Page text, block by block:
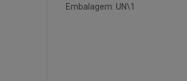
Embalagem: UN\1